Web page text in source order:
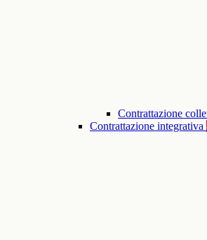
Contrattazione
Contrattazione integrativa